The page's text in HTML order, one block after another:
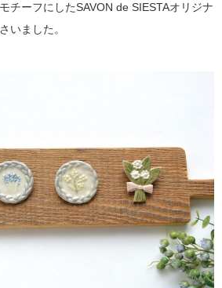
チーフにしたSAVON de SIESTAオリジナ
いました。